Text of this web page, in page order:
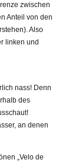
zwischen
Anteil von den
Also
linken und
nass! Denn
des
an denen
„Velo de